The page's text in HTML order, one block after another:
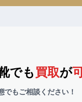
でも買取が
でもご相談ください